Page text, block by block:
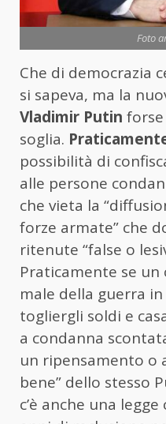
Foto
Che di democrazia
si sapeva, ma la
Vladimir Putin forse
soglia.
possibilità di
alle persone
che vieta la
forze armate” che
ritenute “false o
Praticamente se
male della guerra
togliergli soldi e
a condanna
un ripensamento o
bene” dello stesso
c’è anche una